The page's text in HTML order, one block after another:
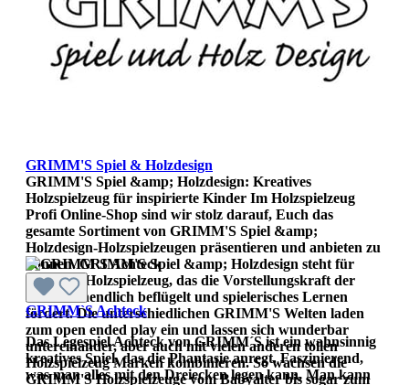
GRIMM'S Spiel & Holzdesign
GRIMM'S Spiel &amp; Holzdesign: Kreatives
Holzspielzeug für inspirierte Kinder Im Holzspielzeug
Profi Online-Shop sind wir stolz darauf, Euch das
gesamte Sortiment von GRIMM'S Spiel &amp;
Holzdesign-Holzspielzeugen präsentieren und anbieten zu
können. GRIMM'S Spiel &amp; Holzdesign steht für
kreatives Holzspielzeug, das die Vorstellungskraft der
Kinder unendlich beflügelt und spielerisches Lernen
fördert. Die unterschiedlichen GRIMM'S Welten laden
zum open ended play ein und lassen sich wunderbar
untereinander, aber auch mit vielen anderen tollen
Holzspielzeug Marken kombinieren. So wachsen die
GRIMM'S Holzspielzeuge vom Babyalter bis sogar zum
GRIMM`S Achteck
Das Legespiel Achteck von GRIMM´S ist ein wahnsinnig
kreatives Spiel, das die Phantasie anregt. Faszinierend,
was man alles mit den Dreiecken legen kann. Man kann